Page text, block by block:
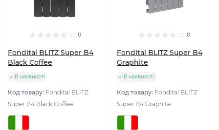
0
Fondital BLITZ Super B4
Black Coffee
В наявності
Код товару: Fondital BLITZ
Super B4 Black Coffee
0
Fondital BLITZ Super B4
Graphite
В наявності
Код товару: Fondital BLITZ
Super B4 Graphite